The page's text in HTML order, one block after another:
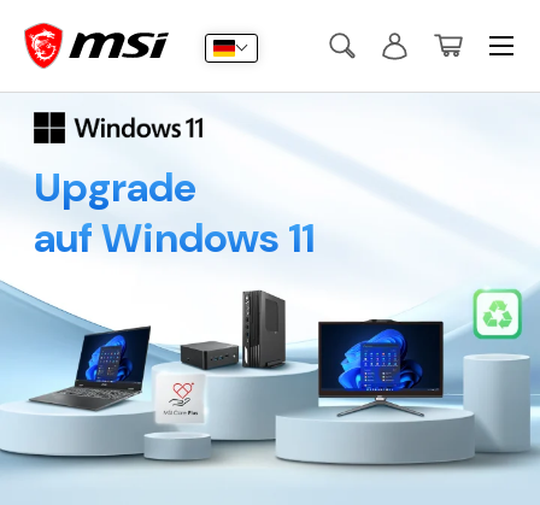
Direkt zum Inhalt
Suchen
Suchen
SucheAnmelden
Korb
Menü
Upgrade
auf Windows 11